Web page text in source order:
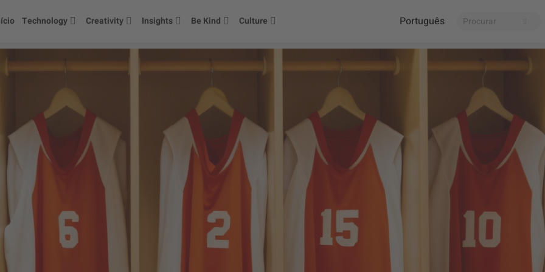
Technology Creativity Insights Be Kind Culture Português